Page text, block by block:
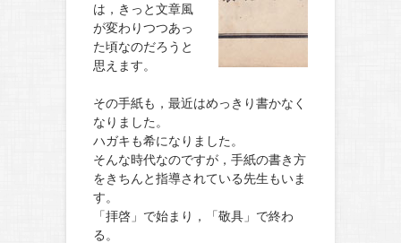
は，きっと文章風
が変わりつつあっ
た頃なのだろうと
思えます。
その手紙も，最近はめっきり書かなく
なりました。
ハガキも希になりました。
そんな時代なのですが，手紙の書き方
をきちんと指導されている先生もいま
す。
「拝啓」で始まり，「敬具」で終わ
る。